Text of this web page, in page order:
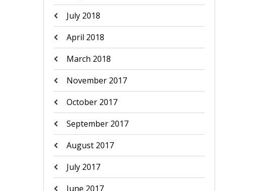
July 2018
April 2018
March 2018
November 2017
October 2017
September 2017
August 2017
July 2017
June 2017